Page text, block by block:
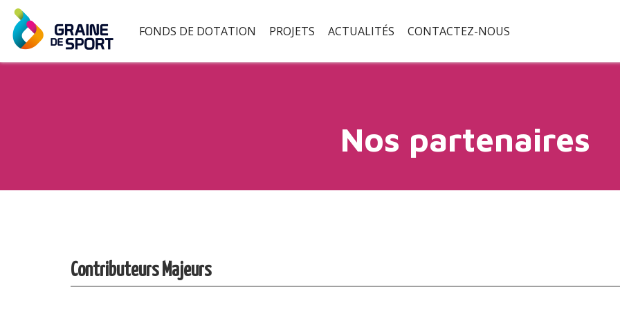
FONDS DE DOTATION PROJETS ACTUALITÉS CONTACTEZ-NOUS
Nos partenaires
Contributeurs Majeurs